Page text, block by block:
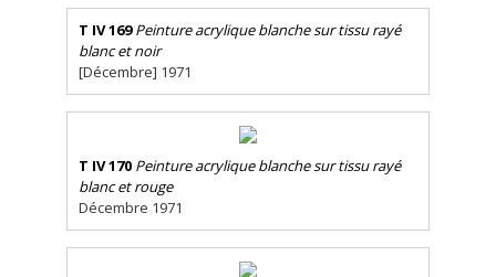
T IV 169 Peinture acrylique blanche sur tissu rayé
blanc et noir
[Décembre] 1971
T IV 170 Peinture acrylique blanche sur tissu rayé
blanc et rouge
Décembre 1971